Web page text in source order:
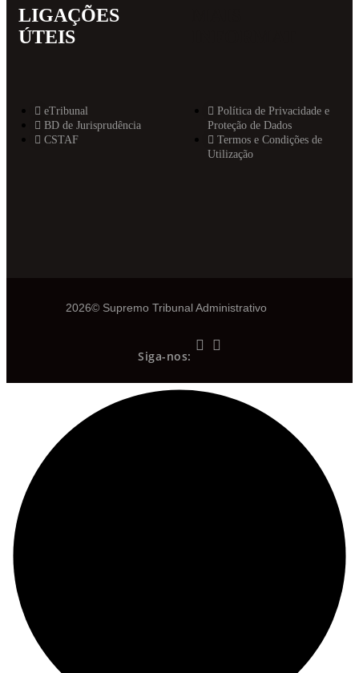
LIGAÇÕES
ÚTEIS
eTribunal
BD de Jurisprudência
CSTAF
Política de Privacidade e
Proteção de Dados
Termos e Condições de
Utilização
2026© Supremo Tribunal Administrativo
Siga-nos: